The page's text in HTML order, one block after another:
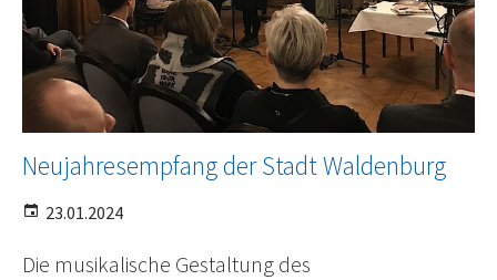
Neujahresempfang der Stadt Waldenburg
23.01.2024
Die musikalische Gestaltung des